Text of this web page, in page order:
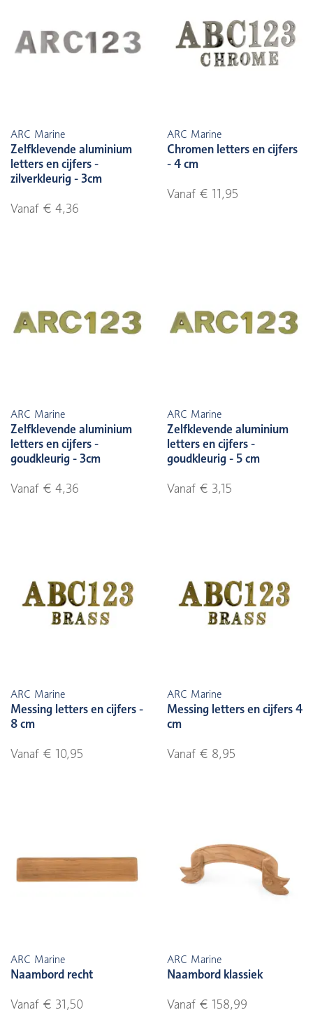
ARC Marine
Zelfklevende aluminium
letters en cijfers -
zilverkleurig - 3cm
Vanaf € 4,36
ARC Marine
Chromen letters en cijfers
- 4 cm
Vanaf € 11,95
ARC Marine
Zelfklevende aluminium
letters en cijfers -
goudkleurig - 3cm
Vanaf € 4,36
ARC Marine
Zelfklevende aluminium
letters en cijfers -
goudkleurig - 5 cm
Vanaf € 3,15
ARC Marine
Messing letters en cijfers -
8 cm
Vanaf € 10,95
ARC Marine
Messing letters en cijfers 4
cm
Vanaf € 8,95
ARC Marine
Naambord recht
Vanaf € 31,50
ARC Marine
Naambord klassiek
Vanaf € 158,99